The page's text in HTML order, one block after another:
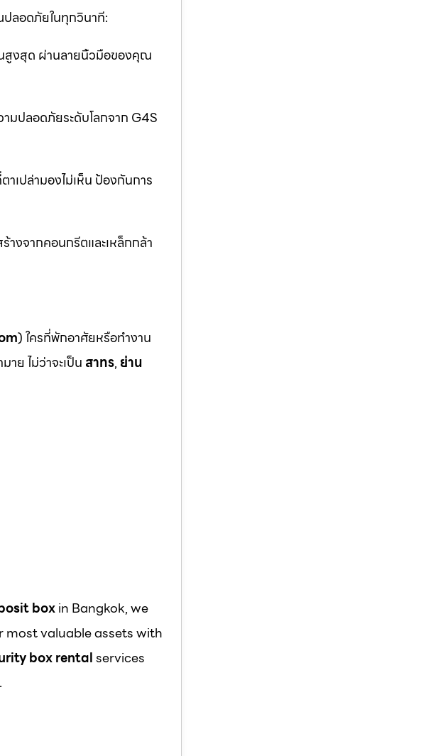
ลอดภัยในทุกวินาที:
สูงสุด ผ่านลายนิ้วมือของคุณ
มปลอดภัยระดับโลกจาก G4S
เปล่ามองไม่เห็น ป้องกันการ
งจากคอนกรีตและเหล็กกล้า
) ใครที่พักอาศัยหรือทำงาน
ย ไม่ว่าจะเป็น สาทร, ย่าน
boxin Bangkok, we
valuable assets with
box rentalservices